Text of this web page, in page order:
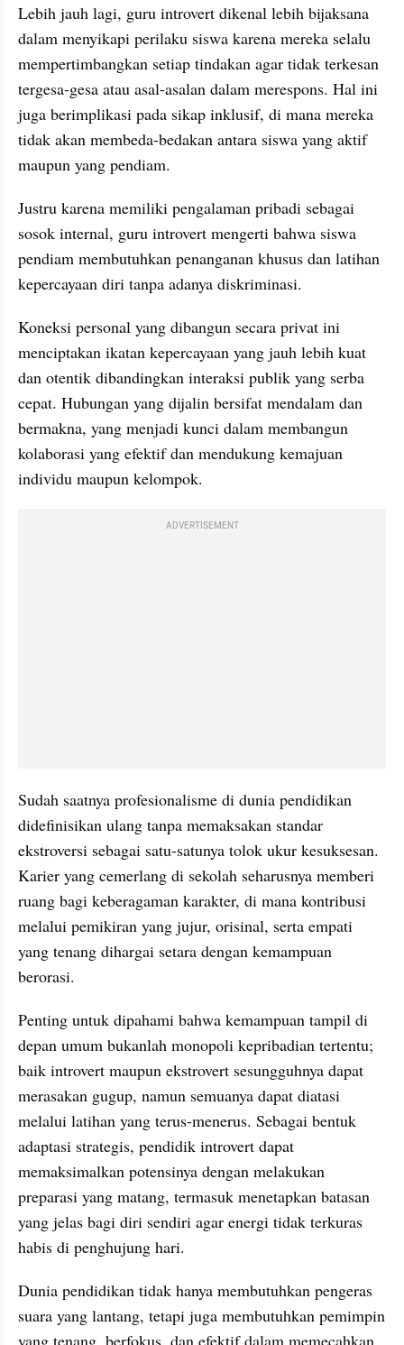
Lebih jauh lagi, guru introvert dikenal lebih bijaksana
dalam menyikapi perilaku siswa karena mereka selalu
mempertimbangkan setiap tindakan agar tidak terkesan
tergesa-gesa atau asal-asalan dalam merespons. Hal ini
juga berimplikasi pada sikap inklusif, di mana mereka
tidak akan membeda-bedakan antara siswa yang aktif
maupun yang pendiam.
Justru karena memiliki pengalaman pribadi sebagai
sosok internal, guru introvert mengerti bahwa siswa
pendiam membutuhkan penanganan khusus dan latihan
kepercayaan diri tanpa adanya diskriminasi.
Koneksi personal yang dibangun secara privat ini
menciptakan ikatan kepercayaan yang jauh lebih kuat
dan otentik dibandingkan interaksi publik yang serba
cepat. Hubungan yang dijalin bersifat mendalam dan
bermakna, yang menjadi kunci dalam membangun
kolaborasi yang efektif dan mendukung kemajuan
individu maupun kelompok.
ADVERTISEMENT
Sudah saatnya profesionalisme di dunia pendidikan
didefinisikan ulang tanpa memaksakan standar
ekstroversi sebagai satu-satunya tolok ukur kesuksesan.
Karier yang cemerlang di sekolah seharusnya memberi
ruang bagi keberagaman karakter, di mana kontribusi
melalui pemikiran yang jujur, orisinal, serta empati
yang tenang dihargai setara dengan kemampuan
berorasi.
Penting untuk dipahami bahwa kemampuan tampil di
depan umum bukanlah monopoli kepribadian tertentu;
baik introvert maupun ekstrovert sesungguhnya dapat
merasakan gugup, namun semuanya dapat diatasi
melalui latihan yang terus-menerus. Sebagai bentuk
adaptasi strategis, pendidik introvert dapat
memaksimalkan potensinya dengan melakukan
preparasi yang matang, termasuk menetapkan batasan
yang jelas bagi diri sendiri agar energi tidak terkuras
habis di penghujung hari.
Dunia pendidikan tidak hanya membutuhkan pengeras
suara yang lantang, tetapi juga membutuhkan pemimpin
yang tenang, berfokus, dan efektif dalam memecahkan